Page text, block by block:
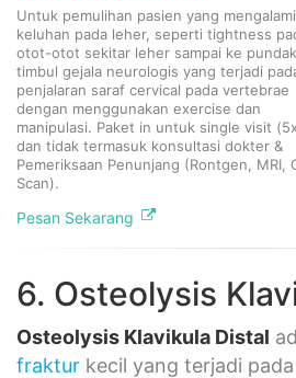
Untuk pemulihan pasien yang mengalami
keluhan pada leher, seperti tightness
otot-otot sekitar leher sampai ke pundak,
timbul gejala neurologis yang terjadi
penjalaran saraf cervical pada vertebrae
dengan menggunakan exercise dan
manipulasi. Paket in untuk single visit
dan tidak termasuk konsultasi dokter &
Pemeriksaan Penunjang (Rontgen, MRI,
Scan).
Pesan Sekarang
6. Osteolysis
Osteolysis Klavikula Distal
fraktur kecil yang terjadi